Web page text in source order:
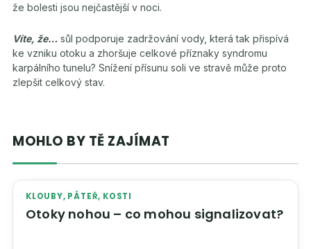
že bolesti jsou nejčastější v noci.
Víte, že… sůl podporuje zadržování vody, která tak přispívá
ke vzniku otoku a zhoršuje celkové příznaky syndromu
karpálního tunelu? Snížení přísunu soli ve stravě může proto
zlepšit celkový stav.
MOHLO BY TĚ ZAJÍMAT
KLOUBY, PÁTEŘ, KOSTI
Otoky nohou – co mohou signalizovat?